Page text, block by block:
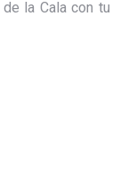
la Cala con tu